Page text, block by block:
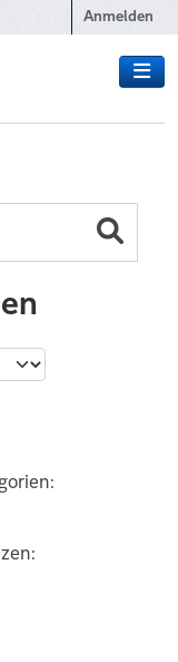
Anmelden